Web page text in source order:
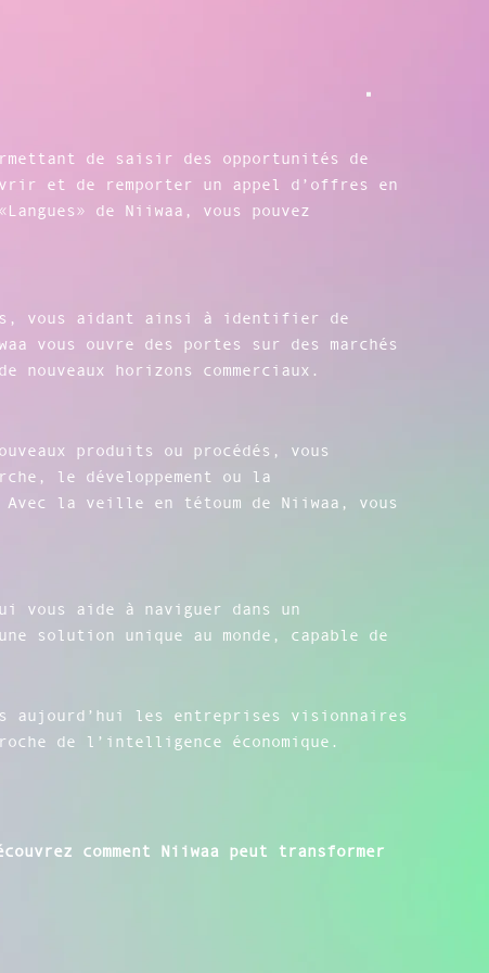
de saisir des opportunités de
et de remporter un appel d’offres en
de Niiwaa, vous pouvez
vous aidant ainsi à identifier de
vous ouvre des portes sur des marchés
horizons commerciaux.
produits ou procédés, vous
le développement ou la
la veille en tétoum de Niiwaa, vous
vous aide à naviguer dans un
solution unique au monde, capable de
aujourd’hui les entreprises visionnaires
de l’intelligence économique.
comment Niiwaa peut transformer